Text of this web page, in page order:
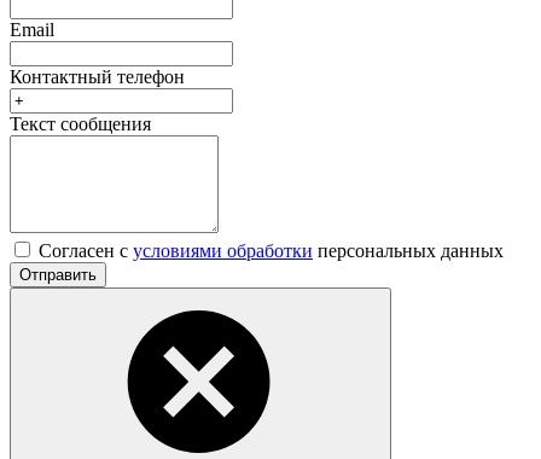
Email
Контактный телефон
Текст сообщения
Согласен с условиями обработки персональных данных
Отправить